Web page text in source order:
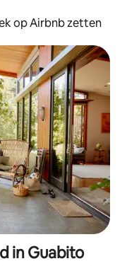
op Airbnb zetten
in Guabito